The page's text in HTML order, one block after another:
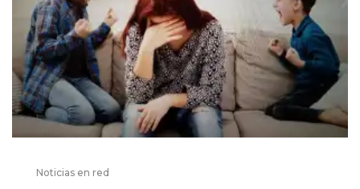
Noticias en red